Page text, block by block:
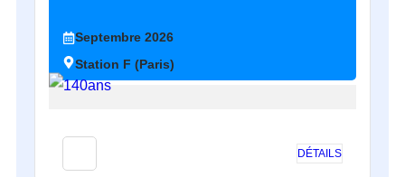
Septembre 2026
Station F (Paris)
DÉTAILS